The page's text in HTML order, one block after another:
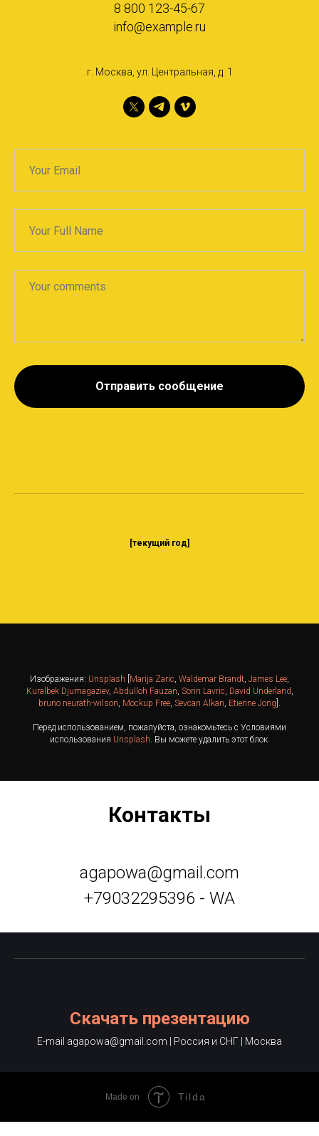
8 800 123-45-67
info@example.ru
г. Москва, ул. Центральная, д. 1
Отправить сообщение
[текущий год]
Изображения: Unsplash Marija Zaric Waldemar Brandt James Lee
Kuralbek Djumagaziev, Abdulloh Fauzan Sorin Lavric David Underland
bruno neurath-wilson Mockup Free Sevcan Alkan Etienne Jong
Перед использованием, пожалуйста, ознакомьтесь с Условиями
использования Unsplash . Вы можете удалить этот блок.
Контакты
agapowa@gmail.com
+79032295396 - WA
Скачать презентацию
E-mail agapowa@gmail.com | Россия и СНГ | Москва
Made on Tilda